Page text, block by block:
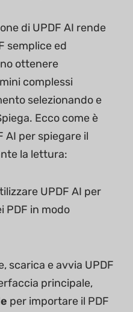
di UPDF AI rende
semplice ed
ottenere
complessi
selezionando e
Ecco come è
AI per spiegare il
la lettura:
UPDF AI per
PDF in modo
scarica e avvia UPDF
principale,
per importare il PDF